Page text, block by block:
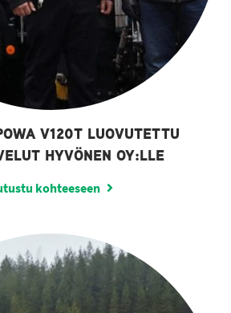
V120T LUOVUTETTU
HYVÖNEN OY:LLE
kohteeseen